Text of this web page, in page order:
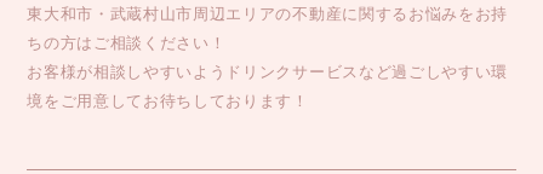
東大和市・武蔵村山市周辺エリアの不動産に関するお悩みをお持
ちの方はご相談ください！
お客様が相談しやすいようドリンクサービスなど過ごしやすい環
境をご用意してお待ちしております！